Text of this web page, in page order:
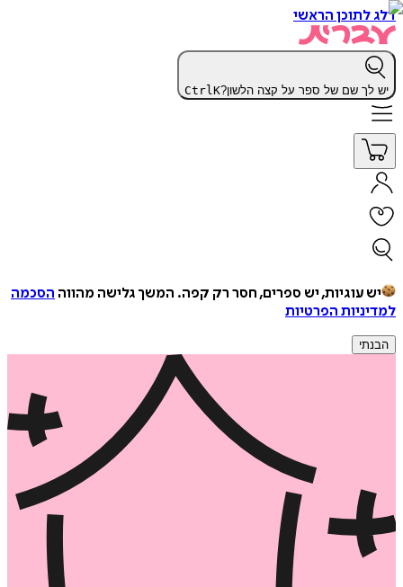
דלג לתוכן הראשי
יש לך שם של ספר על קצה הלשון? CtrlK
יש עוגיות, יש ספרים, חסר רק קפה. המשך גלישה מהווה הסכמה
למדיניות הפרטיות
הבנתי